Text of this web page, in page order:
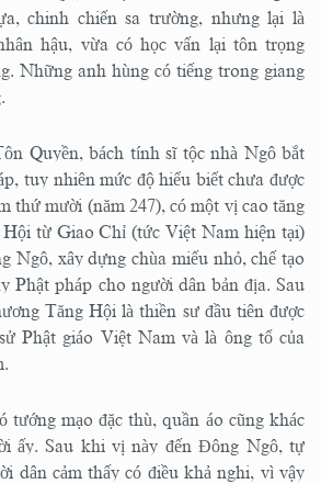
chinh chiến sa trường, nhưng lại là
hậu, vừa có học vấn lại tôn trọng
Những anh hùng có tiếng trong giang
Quyền, bách tính sĩ tộc nhà Ngô bắt
tuy nhiên mức độ hiểu biết chưa được
thứ mười (năm 247), có một vị cao tăng
từ Giao Chỉ (tức Việt Nam hiện tại)
Ngô, xây dựng chùa miếu nhỏ, chế tạo
Phật pháp cho người dân bản địa. Sau
Tăng Hội là thiền sư đầu tiên được
Phật giáo Việt Nam và là ông tổ của
tướng mạo đặc thù, quần áo cũng khác
ấy. Sau khi vị này đến Đông Ngô, tự
dân cảm thấy có điều khả nghi, vì vậy